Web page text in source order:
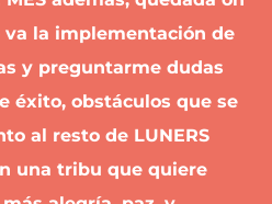
va la implementación de
y preguntarme dudas
éxito, obstáculos que se
al resto de LUNERS
una tribu que quiere